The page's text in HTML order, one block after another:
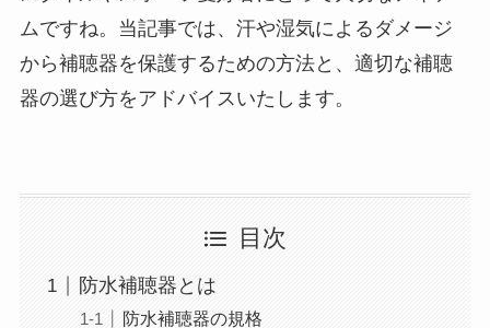
ムですね。当記事では、汗や湿気によるダメージ
から補聴器を保護するための方法と、適切な補聴
器の選び方をアドバイスいたします。
目次
防水補聴器とは
防水補聴器の規格